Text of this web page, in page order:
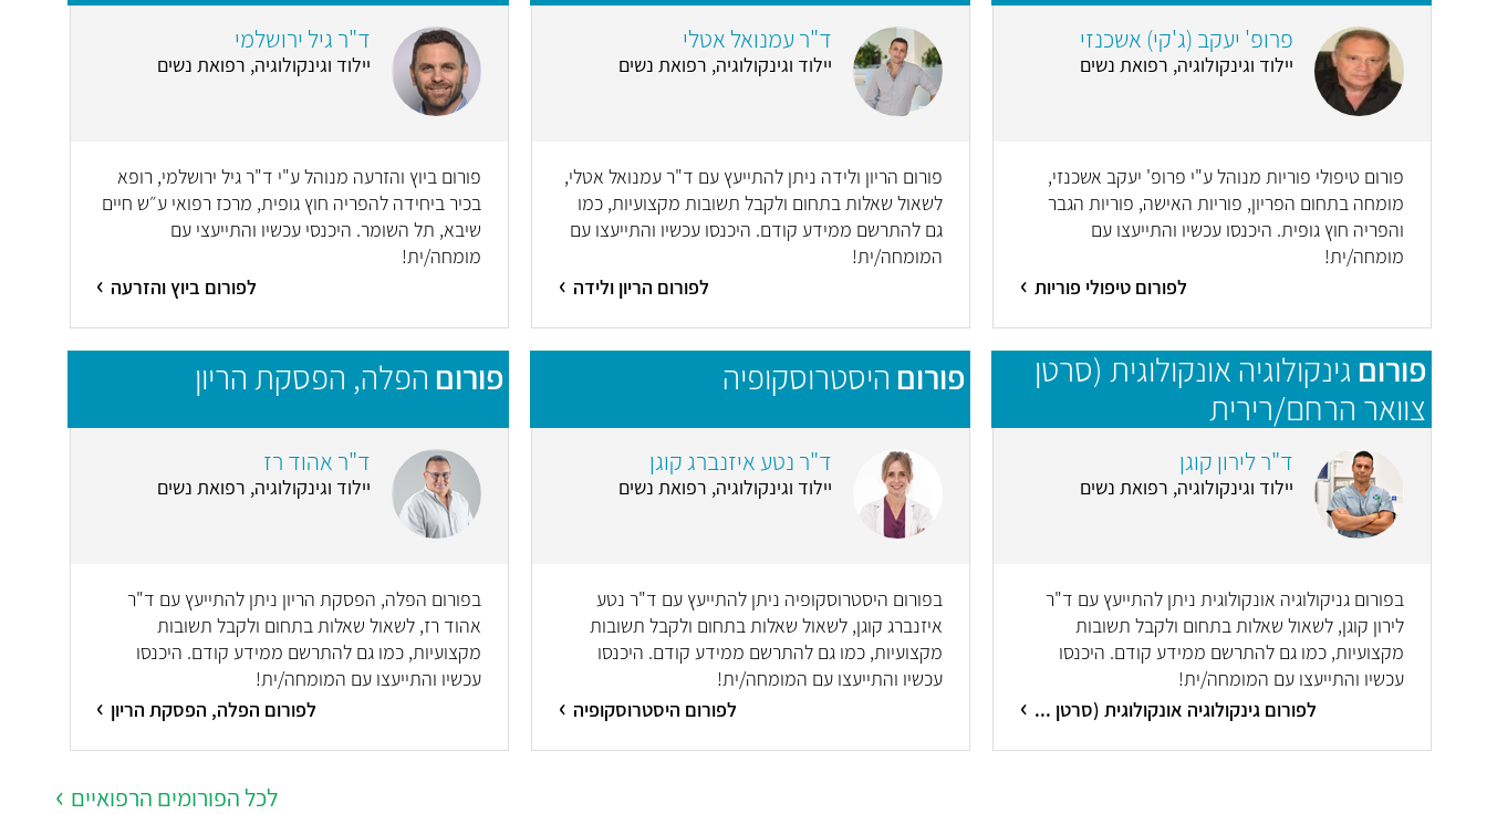
פרופ' יעקב (ג'קי) אשכנזי
יילוד וגינקולוגיה, רפואת נשים
פורום טיפולי פוריות מנוהל ע"י פרופ' יעקב אשכנזי,
מומחה בתחום הפריון, פוריות האישה, פוריות הגבר
והפריה חוץ גופית. היכנסו עכשיו והתייעצו עם
מומחה/ית!
לפורום טיפולי פוריות
ד"ר עמנואל אטלי
יילוד וגינקולוגיה, רפואת נשים
פורום הריון ולידה ניתן להתייעץ עם ד"ר עמנואל אטלי,
לשאול שאלות בתחום ולקבל תשובות מקצועיות, כמו
גם להתרשם ממידע קודם. היכנסו עכשיו והתייעצו עם
המומחה/ית!
לפורום הריון ולידה
ד"ר גיל ירושלמי
יילוד וגינקולוגיה, רפואת נשים
פורום ביוץ והזרעה מנוהל ע"י ד"ר גיל ירושלמי, רופא
בכיר ביחידה להפריה חוץ גופית, מרכז רפואי ע״ש חיים
שיבא, תל השומר. היכנסי עכשיו והתייעצי עם
מומחה/ית!
לפורום ביוץ והזרעה
פורום גינקולוגיה אונקולוגית (סרטן
צוואר הרחם/רירית
הרחם/שחלות/סרטן העריה)
ד"ר לירון קוגן
יילוד וגינקולוגיה, רפואת נשים
בפורום גניקולוגיה אונקולוגית ניתן להתייעץ עם ד"ר
לירון קוגן, לשאול שאלות בתחום ולקבל תשובות
מקצועיות, כמו גם להתרשם ממידע קודם. היכנסו
עכשיו והתייעצו עם המומחה/ית!
לפורום גינקולוגיה אונקולוגית (סרטן ...
פורום היסטרוסקופיה
ד"ר נטע איזנברג קוגן
יילוד וגינקולוגיה, רפואת נשים
בפורום היסטרוסקופיה ניתן להתייעץ עם ד"ר נטע
איזנברג קוגן, לשאול שאלות בתחום ולקבל תשובות
מקצועיות, כמו גם להתרשם ממידע קודם. היכנסו
עכשיו והתייעצו עם המומחה/ית!
לפורום היסטרוסקופיה
פורום הפלה, הפסקת הריון
ד"ר אהוד רז
יילוד וגינקולוגיה, רפואת נשים
בפורום הפלה, הפסקת הריון ניתן להתייעץ עם ד"ר
אהוד רז, לשאול שאלות בתחום ולקבל תשובות
מקצועיות, כמו גם להתרשם ממידע קודם. היכנסו
עכשיו והתייעצו עם המומחה/ית!
לפורום הפלה, הפסקת הריון
לכל הפורומים הרפואיים